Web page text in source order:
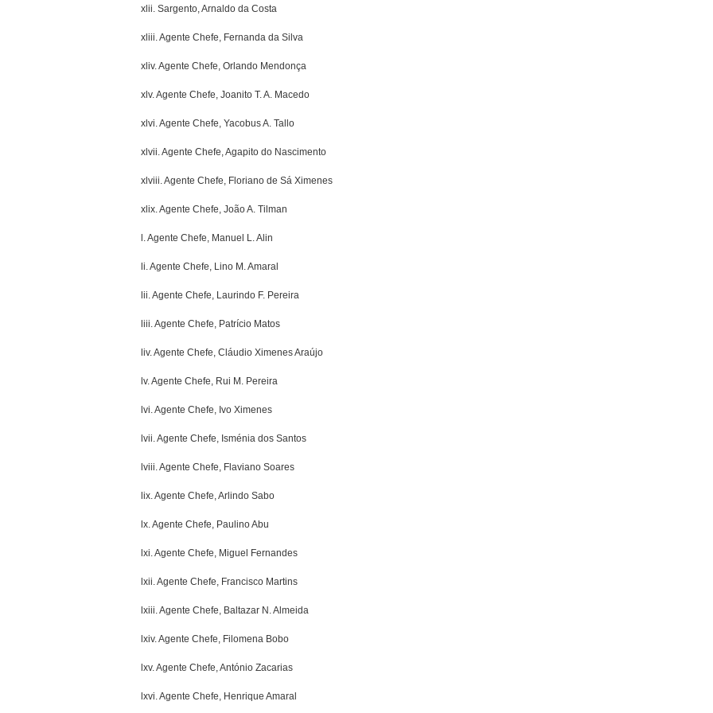
xlii. Sargento, Arnaldo da Costa
xliii. Agente Chefe, Fernanda da Silva
xliv. Agente Chefe, Orlando Mendonça
xlv. Agente Chefe, Joanito T. A. Macedo
xlvi. Agente Chefe, Yacobus A. Tallo
xlvii. Agente Chefe, Agapito do Nascimento
xlviii. Agente Chefe, Floriano de Sá Ximenes
xlix. Agente Chefe, João A. Tilman
l. Agente Chefe, Manuel L. Alin
li. Agente Chefe, Lino M. Amaral
lii. Agente Chefe, Laurindo F. Pereira
liii. Agente Chefe, Patrício Matos
liv. Agente Chefe, Cláudio Ximenes Araújo
lv. Agente Chefe, Rui M. Pereira
lvi. Agente Chefe, Ivo Ximenes
lvii. Agente Chefe, Isménia dos Santos
lviii. Agente Chefe, Flaviano Soares
lix. Agente Chefe, Arlindo Sabo
lx. Agente Chefe, Paulino Abu
lxi. Agente Chefe, Miguel Fernandes
lxii. Agente Chefe, Francisco Martins
lxiii. Agente Chefe, Baltazar N. Almeida
lxiv. Agente Chefe, Filomena Bobo
lxv. Agente Chefe, António Zacarias
lxvi. Agente Chefe, Henrique Amaral